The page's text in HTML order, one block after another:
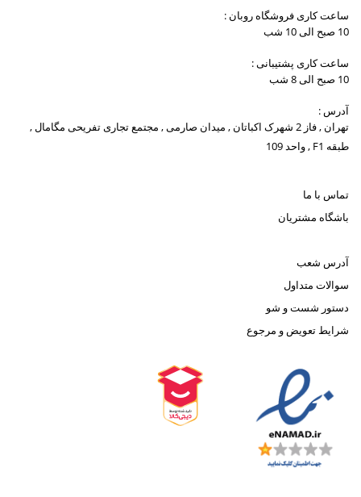
ساعت کاری فروشگاه روبان :
10 صبح الی 10 شب
ساعت کاری پشتیبانی :
10 صبح الی 8 شب
آدرس :
تهران , فاز 2 شهرک اکباتان , میدان صارمی , مجتمع تجاری تفریحی مگامال ,
طبقه F1 , واحد 109
تماس با ما
باشگاه مشتریان
آدرس شعب
سوالات متداول
دستور شست و شو
شرایط تعویض و مرجوع